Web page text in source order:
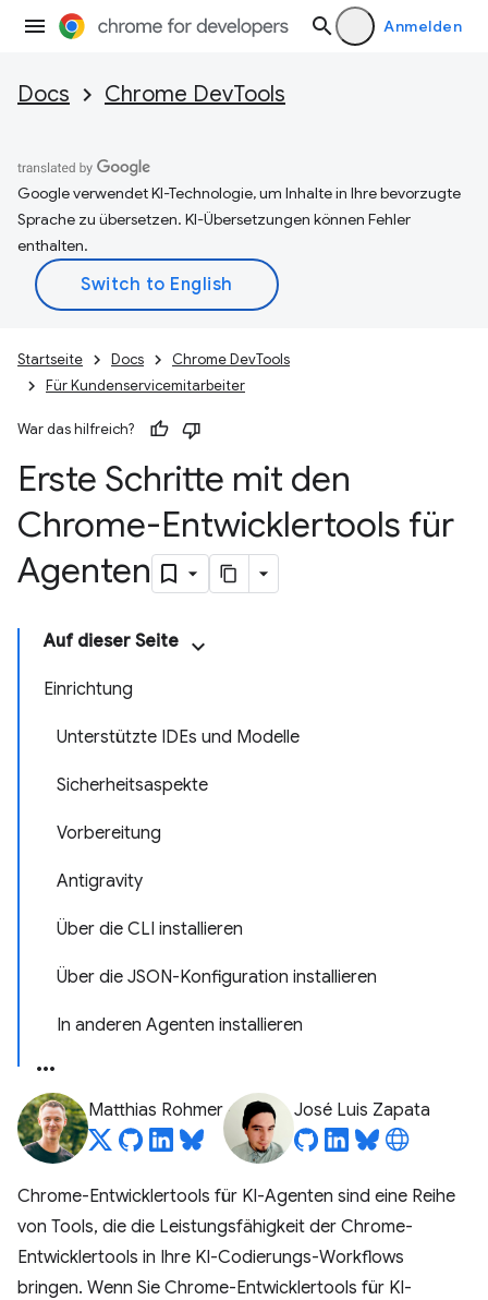
Anmelden
Docs Chrome DevTools
Google verwendet KI-Technologie, um Inhalte in Ihre bevorzugte
Sprache zu übersetzen. KI-Übersetzungen können Fehler
enthalten.
Startseite Docs
Chrome DevTools
Für Kundenservicemitarbeiter
War das hilfreich?
Erste Schritte mit den
Chrome-Entwicklertools für
Agenten
Auf dieser Seite
Einrichtung
Unterstützte IDEs und Modelle
Sicherheitsaspekte
Vorbereitung
Antigravity
Über die CLI installieren
Über die JSON-Konfiguration installieren
In anderen Agenten installieren
Matthias Rohmer José Luis Zapata
Chrome-Entwicklertools für KI-Agenten sind eine Reihe
von Tools, die die Leistungsfähigkeit der Chrome-
Entwicklertools in Ihre KI-Codierungs-Workflows
bringen. Wenn Sie Chrome-Entwicklertools für KI-